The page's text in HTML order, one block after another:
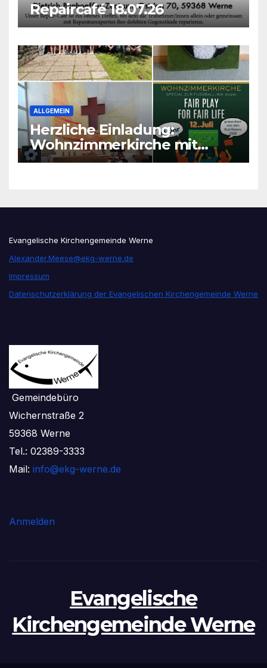
Repaircafé 18.07.26
ALLGEMEIN
Herzliche Einladung:
Wohnzimmerkirche mit
unseren Konfis
Evangelische Kirchengemeinde Werne
Alexander.Meese@ekg-werne.de
Impressum
Datenschutzerklärung der Evangelischen Kirchengemeinde Werne
Gemeindebüro
Wichernstraße 2
59368 Werne
Tel.: 02389-3333
Mail: info@ekg-werne.de
Anmelden
Evangelische
Kirchengemeinde Werne